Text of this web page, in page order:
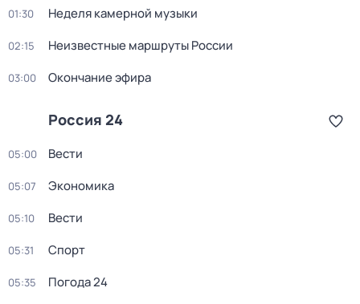
01:30 Неделя камерной музыки
02:15 Неизвестные маршруты России
03:00 Окончание эфира
Россия 24
05:00 Вести
05:07 Экономика
05:10 Вести
05:31 Спорт
05:35 Погода 24